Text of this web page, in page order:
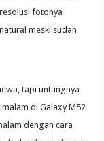
fotonya
meski sudah
tapi untungnya
di Galaxy M52
dengan cara